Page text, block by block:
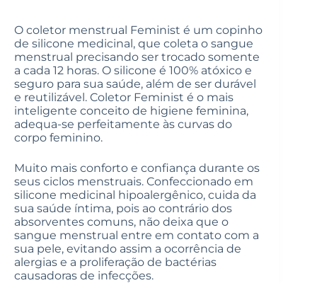
O coletor menstrual Feminist é um copinho
de silicone medicinal, que coleta o sangue
menstrual precisando ser trocado somente
a cada 12 horas. O silicone é 100% atóxico e
seguro para sua saúde, além de ser durável
e reutilizável. Coletor Feminist é o mais
inteligente conceito de higiene feminina,
adequa-se perfeitamente às curvas do
corpo feminino.
Muito mais conforto e confiança durante os
seus ciclos menstruais. Confeccionado em
silicone medicinal hipoalergênico, cuida da
sua saúde íntima, pois ao contrário dos
absorventes comuns, não deixa que o
sangue menstrual entre em contato com a
sua pele, evitando assim a ocorrência de
alergias e a proliferação de bactérias
causadoras de infecções.